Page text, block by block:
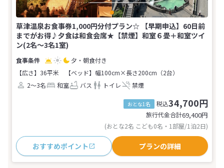
草津温泉お食事券1,000円分付プラン☆ 【早期申込】60日前
までがお得♪夕食は和食会席★【禁煙】和室６畳＋和室ツイ
ン(2名～3名1室)
夕・朝食付き
【広さ】36平米
【ベッド】幅100cm×長さ200cm（2台）
2～3名
和室 バス トイレ 禁煙
おとな1名 税込34,700円
旅行代金合計69,400円
(おとな2名 こども0名・1部屋/1泊2日)
おすすめポイント プランの詳細